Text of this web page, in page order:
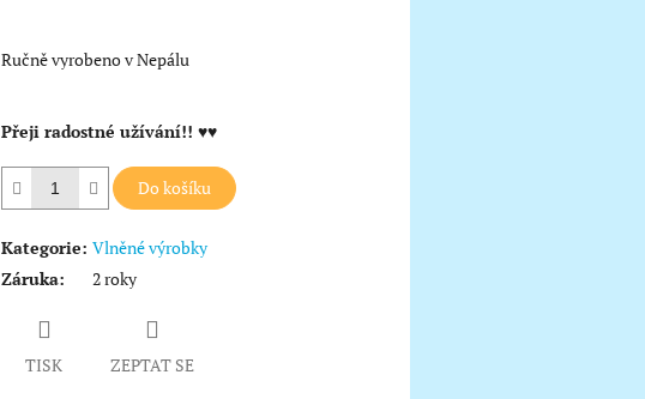
Ručně vyrobeno v Nepálu
Přeji radostné užívání!! ♥♥
Do košíku
Kategorie: Vlněné výrobky
Záruka: 2 roky
TISK ZEPTAT SE